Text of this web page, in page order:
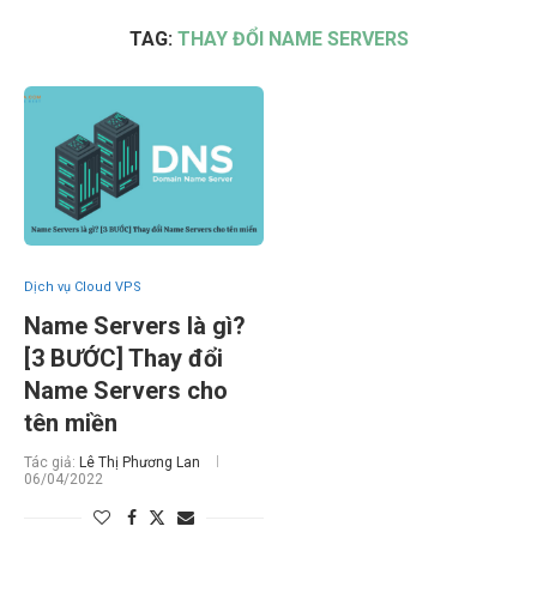
TAG: THAY ĐỔI NAME SERVERS
Dịch vụ Cloud VPS
Name Servers là gì?
[3 BƯỚC] Thay đổi
Name Servers cho
tên miền
Tác giả: Lê Thị Phương Lan
06/04/2022